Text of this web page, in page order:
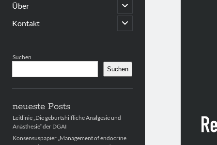
Über
open
child
menu
Kontakt
open
child
Suchen
Suchen
neueste Posts
Leitlinie „Die geburtshilfliche Analgesie und
Anästhesie“ der DGAI
Konsensuspapier „Management of endocrine